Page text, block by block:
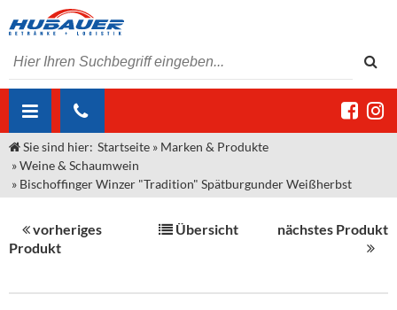
ÜBER UNS
Jobs
Unser Liefergebiet
Unser Team
Kontakt
AKTUELLES
Angebote Gastronomie & Großhandel
Gastronomie
Großhandel
Innovation - Die Neue Art des Bierzapfens
"DroughtMaster"
MARKEN & PRODUKTE
Weine & Schaumwein
Sirup
Kommisionskauf & Lieferbedingungen
Sie sind hier: Startseite » Marken & Produkte
»Weine & Schaumwein
» Bischoffinger Winzer "Tradition" Spätburgunder Weißherbst
vorheriges
Produkt
Übersicht nächstes Produkt